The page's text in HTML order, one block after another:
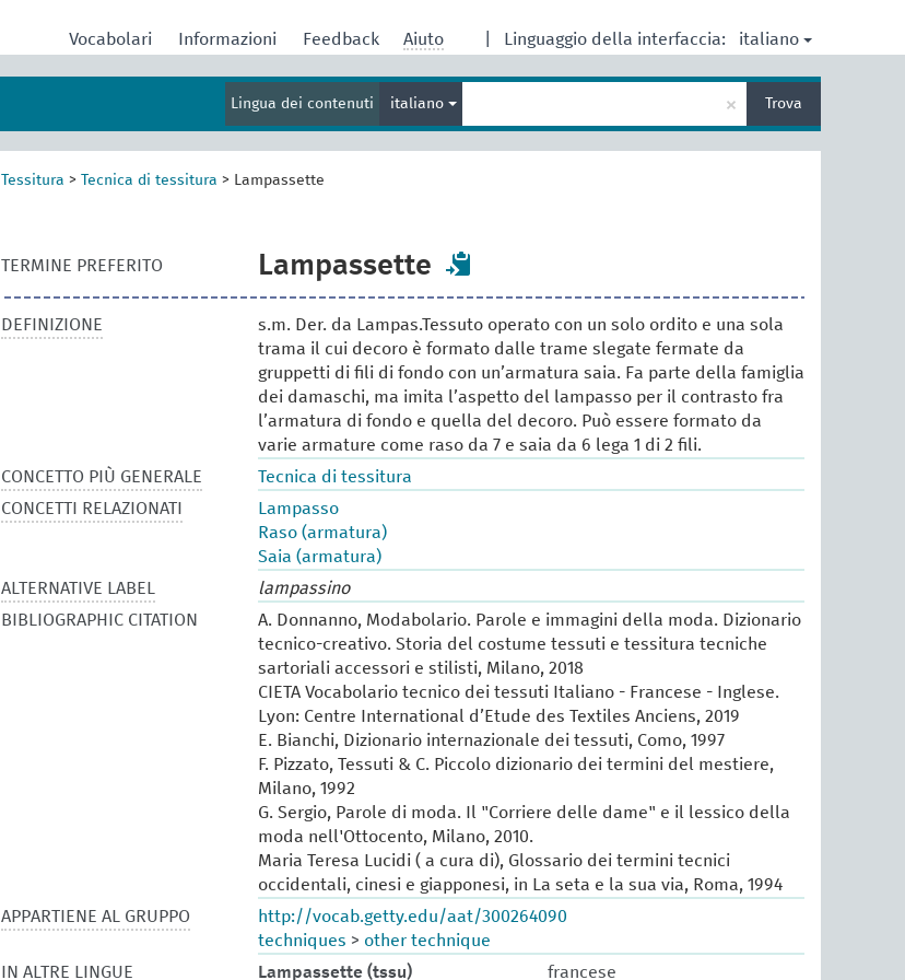
Linguaggio della interfaccia: italiano
Vocabolari Informazioni Feedback Aiuto
Lingua dei contenuti italiano
termine
per
× Trova
Tessitura > Tecnica di tessitura > Lampassette
TERMINE PREFERITO Lampassette
DEFINIZIONE
s.m. Der. da Lampas.Tessuto operato con un solo ordito e una sola
trama il cui decoro è formato dalle trame slegate fermate da
gruppetti di fili di fondo con un’armatura saia. Fa parte della famiglia
dei damaschi, ma imita l’aspetto del lampasso per il contrasto fra
l’armatura di fondo e quella del decoro. Può essere formato da
varie armature come raso da 7 e saia da 6 lega 1 di 2 fili.
CONCETTO PIÙ GENERALE
Tecnica di tessitura
CONCETTI RELAZIONATI
Lampasso
Raso (armatura)
Saia (armatura)
ALTERNATIVE LABEL
lampassino
BIBLIOGRAPHIC CITATION
A. Donnanno, Modabolario. Parole e immagini della moda. Dizionario
tecnico-creativo. Storia del costume tessuti e tessitura tecniche
sartoriali accessori e stilisti, Milano, 2018
CIETA Vocabolario tecnico dei tessuti Italiano - Francese - Inglese.
Lyon: Centre International d’Etude des Textiles Anciens, 2019
E. Bianchi, Dizionario internazionale dei tessuti, Como, 1997
F. Pizzato, Tessuti & C. Piccolo dizionario dei termini del mestiere,
Milano, 1992
G. Sergio, Parole di moda. Il "Corriere delle dame" e il lessico della
moda nell'Ottocento, Milano, 2010.
Maria Teresa Lucidi ( a cura di), Glossario dei termini tecnici
occidentali, cinesi e giapponesi, in La seta e la sua via, Roma, 1994
APPARTIENE AL GRUPPO
http://vocab.getty.edu/aat/300264090
techniques > other technique
IN ALTRE LINGUE
Lampassette (tssu) francese